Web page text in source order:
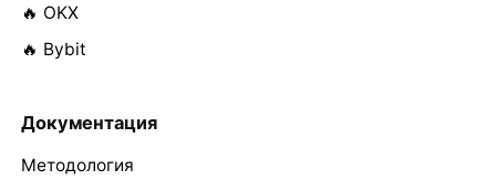
🔥 OKX
🔥 Bybit
Документация
Методология